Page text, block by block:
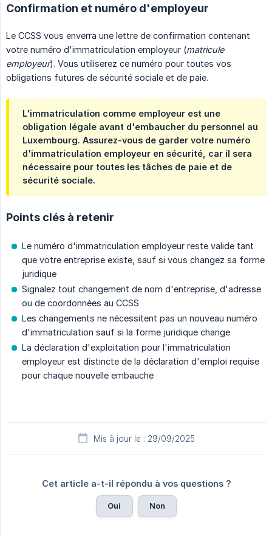
Confirmation et numéro d'employeur
Le CCSS vous enverra une lettre de confirmation contenant
votre numéro d'immatriculation employeur (matricule
employeur). Vous utiliserez ce numéro pour toutes vos
obligations futures de sécurité sociale et de paie.
L'immatriculation comme employeur est une
obligation légale avant d'embaucher du personnel au
Luxembourg. Assurez-vous de garder votre numéro
d'immatriculation employeur en sécurité, car il sera
nécessaire pour toutes les tâches de paie et de
sécurité sociale.
Points clés à retenir
Le numéro d'immatriculation employeur reste valide tant
que votre entreprise existe, sauf si vous changez sa forme
juridique
Signalez tout changement de nom d'entreprise, d'adresse
ou de coordonnées au CCSS
Les changements ne nécessitent pas un nouveau numéro
d'immatriculation sauf si la forme juridique change
La déclaration d'exploitation pour l'immatriculation
employeur est distincte de la déclaration d'emploi requise
pour chaque nouvelle embauche
Mis à jour le : 29/09/2025
Cet article a-t-il répondu à vos questions ?
Oui Non